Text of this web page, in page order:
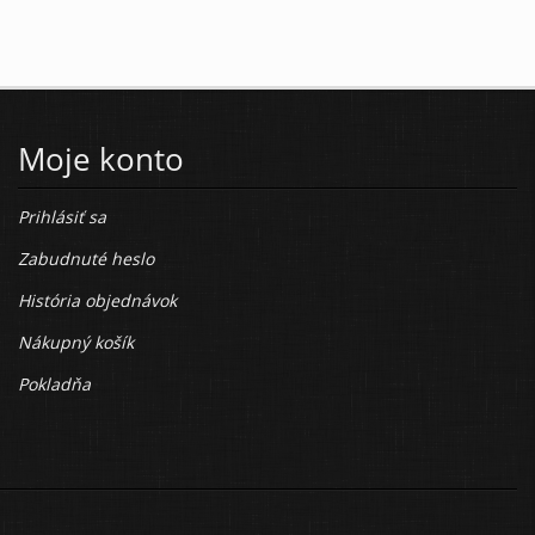
Moje konto
Prihlásiť sa
Zabudnuté heslo
História objednávok
Nákupný košík
Pokladňa